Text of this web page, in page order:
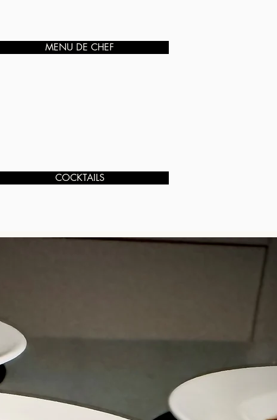
MENU DE CHEF
COCKTAILS